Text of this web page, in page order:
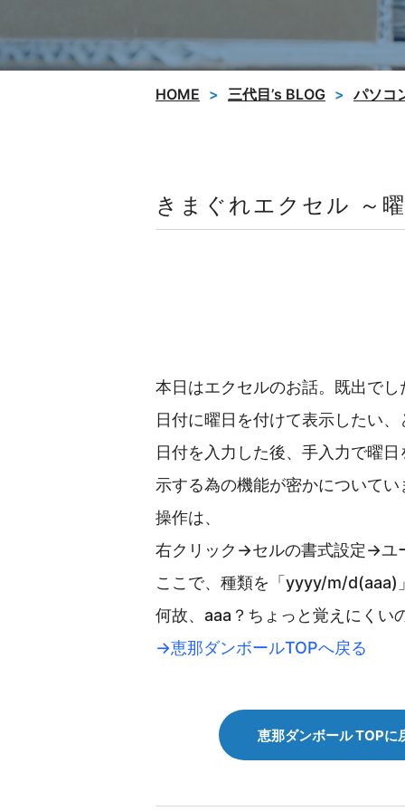
HOME 三代目’s BLOG パソコ
きまぐれエクセル ～
本日はエクセルのお話。既出で
日付に曜日を付けて表示したい
日付を入力した後、手入力で曜
示する為の機能が密かについてい
操作は、
右クリック→セルの書式設定→ユ
ここで、種類を「yyyy/m/d(aaa)
何故、aaa？ちょっと覚えにくい
→恵那ダンボールTOPへ戻る
恵那ダンボール TOPに